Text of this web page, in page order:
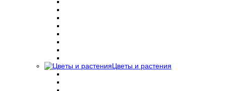
Цветы и растения